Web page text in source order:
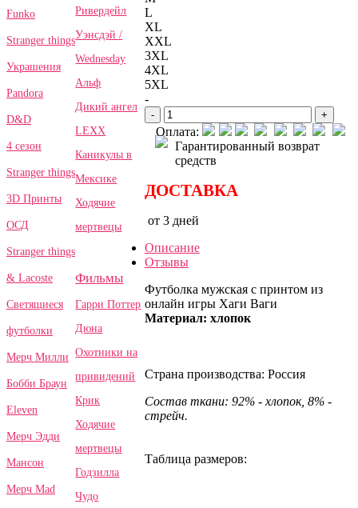
Funko
Stranger things
Украшения
Pandora
D&D
4 сезон
Stranger things
3D Принты
ОСД
Stranger things
& Lacoste
Светящиеся
футболки
Мерч Милли
Бобби Браун
Eleven
Мерч Эдди
Мансон
Мерч Mad
Ривердейл
Уэнсдэй /
Wednesday
Альф
Дикий ангел
LEXX
Каникулы в
Мексике
Ходячие
мертвецы
Фильмы
Гарри Поттер
Дюна
Охотники на
привидений
Крик
Ходячие
мертвецы
Годзилла
Чудо
L
XL
XXL
3XL
4XL
5XL
-
- +
Оплата:
Гарантированный возврат
средств
ДОСТАВКА
от 3 дней
Описание
Отзывы
Футболка мужская с принтом из
онлайн игры Хаги Ваги
Материал: хлопок
Страна производства: Россия
Состав ткани: 92% - хлопок, 8% -
стрейч.
Таблица размеров: